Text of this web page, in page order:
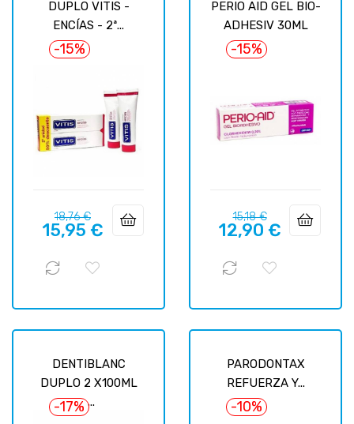
DUPLO VITIS -
ENCÍAS - 2ª...
-15%
Prix
habituel
18,76 €Prix
15,95 €
PERIO AID GEL BIO-
ADHESIV 30ML
-15%
Prix
habituel
15,18 €Prix
12,90 €
DENTIBLANC
DUPLO 2 X100ML
-...
-17%
PARODONTAX
REFUERZA Y...
-10%